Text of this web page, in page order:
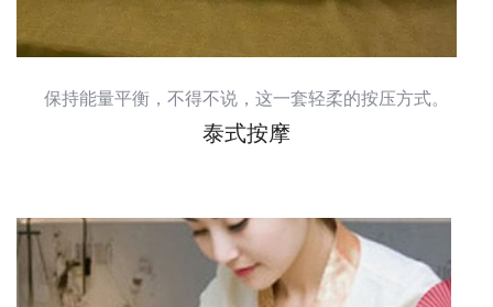
保持能量平衡，不得不说，这一套轻柔的按压方式。
泰式按摩